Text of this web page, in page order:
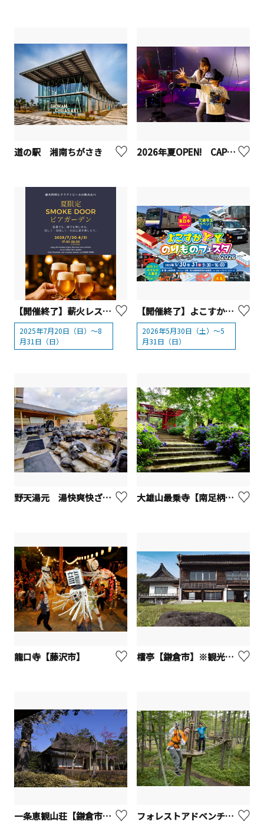
道の駅 湘南ちがさき 2026年夏OPEN! CAPCOMIX みなとみらい店【横浜市】
【開催終了】薪火レストラン〈SMOKE DOOR〉「夏限定！室内ビアガーデン」【横浜市】
2025年7月20日（日）〜8
月31日（日）
【開催終了】よこすかYYのりものフェスタ2026
2026年5月30日（土）～5
月31日（日）
野天湯元 湯快爽快ざま【座間市】 大雄山最乗寺【南足柄市】
龍口寺【藤沢市】 檑亭【鎌倉市】※観光事業者向けUV
一条恵観山荘【鎌倉市】※観光事業者向けUV フォレストアドベンチャー箱根／小田原／よこはま※観光事業者向けUV